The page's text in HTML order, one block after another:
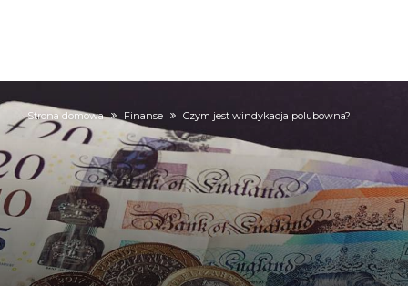
Strona domowa Finanse Czym jest windykacja polubowna?